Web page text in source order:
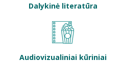
Dalykinė literatūra
Audiovizualiniai kūriniai